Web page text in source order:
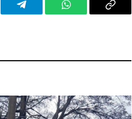
Telegram WhatsAppCopy